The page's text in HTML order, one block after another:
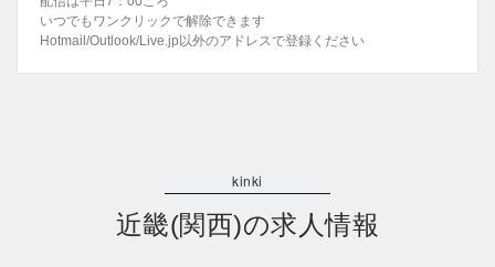
いつでもワンクリックで解除できます
Hotmail/Outlook/Live.jp以外のアドレスで登録ください
近畿(関西)の求人情報